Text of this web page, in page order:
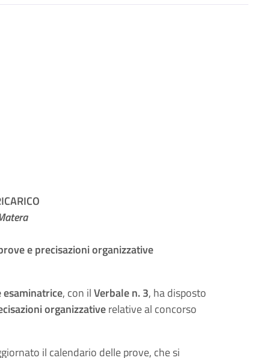
e precisazioni organizzative
esaminatrice, con ilVerbale n. 3, ha disposto
organizzativerelative al concorso
il calendario delle prove, che si